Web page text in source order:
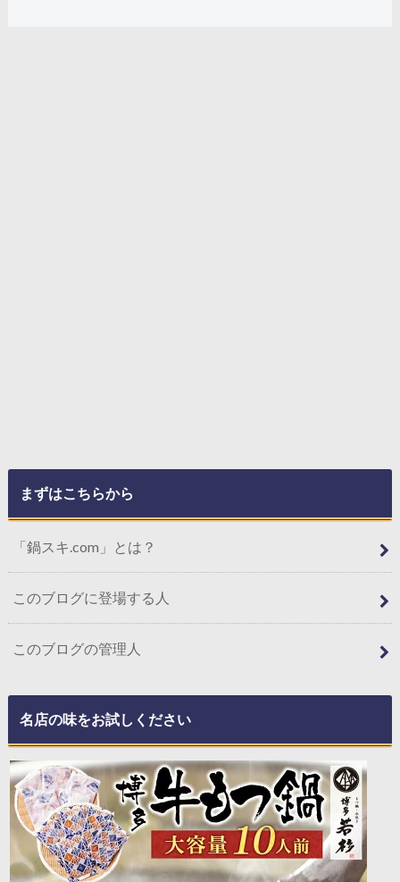
まずはこちらから
「鍋スキ.com」とは？
このブログに登場する人
このブログの管理人
名店の味をお試しください